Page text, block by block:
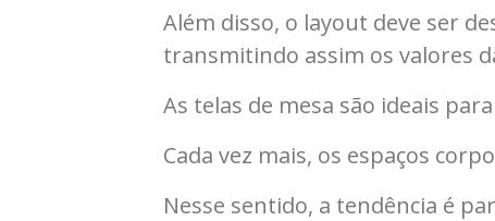
Além disso, o layout deve ser
transmitindo assim os valores
As telas de mesa são ideais
Cada vez mais, os espaços
Nesse sentido, a tendência é